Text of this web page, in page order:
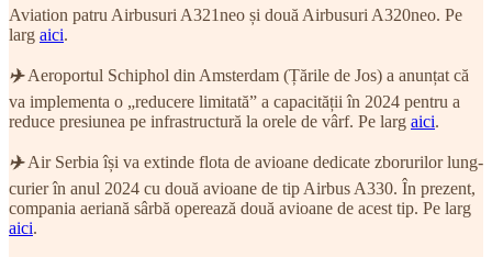
Aviation patru Airbusuri A321neo și două Airbusuri A320neo. Pe
larg aici.
✈️Aeroportul Schiphol din Amsterdam (Țările de Jos) a anunțat că
va implementa o „reducere limitată” a capacității în 2024 pentru a
reduce presiunea pe infrastructură la orele de vârf. Pe larg aici.
✈️Air Serbia își va extinde flota de avioane dedicate zborurilor lung-
curier în anul 2024 cu două avioane de tip Airbus A330. În prezent,
compania aeriană sârbă operează două avioane de acest tip. Pe larg
aici.